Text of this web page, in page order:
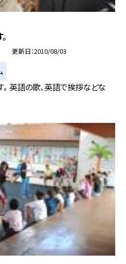
更新日 2010/08/03
英語の歌、英語で挨拶などな